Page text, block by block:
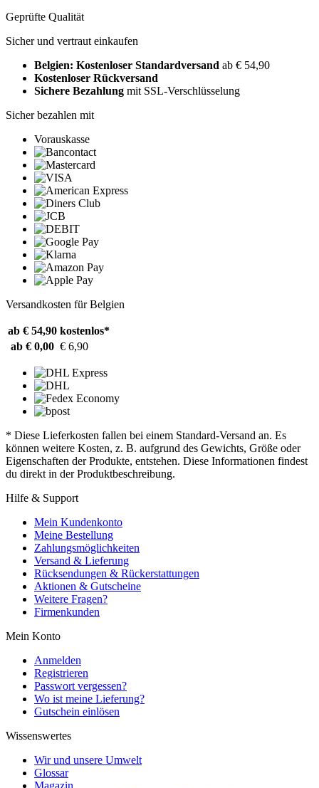
Geprüfte Qualität
Sicher und vertraut einkaufen
Belgien: Kostenloser Standardversand ab € 54,90
Kostenloser Rückversand
Sichere Bezahlung mit SSL-Verschlüsselung
Sicher bezahlen mit
Vorauskasse
Versandkosten für Belgien
ab € 54,90 kostenlos*
ab € 0,00 € 6,90
* Diese Lieferkosten fallen bei einem Standard-Versand an. Es
können weitere Kosten, z. B. aufgrund des Gewichts, Größe oder
Eigenschaften der Produkte, entstehen. Diese Informationen findest
du direkt in der Produktbeschreibung.
Hilfe & Support
Mein Kundenkonto
Meine Bestellung
Zahlungsmöglichkeiten
Versand & Lieferung
Rücksendungen & Rückerstattungen
Aktionen & Gutscheine
Weitere Fragen?
Firmenkunden
Mein Konto
Anmelden
Registrieren
Passwort vergessen?
Wo ist meine Lieferung?
Gutschein einlösen
Wissenswertes
Wir und unsere Umwelt
Glossar